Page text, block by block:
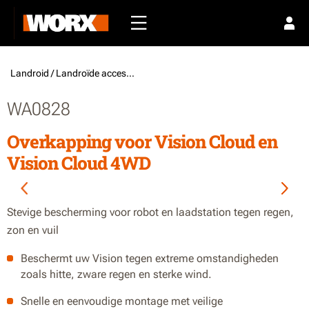
Landroid / Landroïde accessoires
WA0828
Overkapping voor Vision Cloud en
Vision Cloud 4WD
Stevige bescherming voor robot en laadstation tegen regen,
zon en vuil
Beschermt uw Vision tegen extreme omstandigheden
zoals hitte, zware regen en sterke wind.
Snelle en eenvoudige montage met veilige